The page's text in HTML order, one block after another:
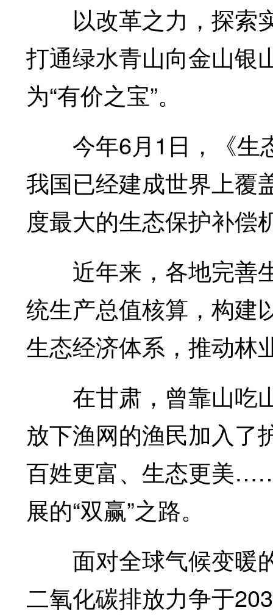
以改革之力，探索
打通绿水青山向金山银
为“有价之宝”。
今年6月1日，《生
我国已经建成世界上覆
度最大的生态保护补偿
近年来，各地完善
统生产总值核算，构建
生态经济体系，推动林
在甘肃，曾靠山吃
放下渔网的渔民加入了
百姓更富、生态更美
展的“双赢”之路。
面对全球气候变暖
二氧化碳排放力争于